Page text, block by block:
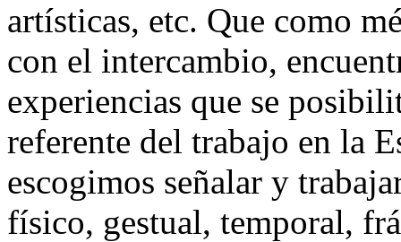
artísticas, etc. Que como
con el intercambio,
experiencias que se
referente del trabajo en la
escogimos señalar y
físico, gestual, temporal,